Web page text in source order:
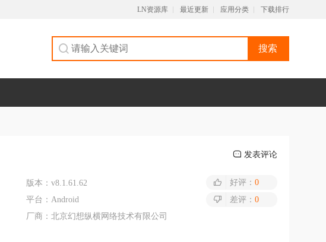
LN资源库 最近更新 应用分类 下载排行
搜索
发表评论
版本： v8.1.61.62
平台： Android
厂商： 北京幻想纵横网络技术有限公司
好评： 0
差评： 0